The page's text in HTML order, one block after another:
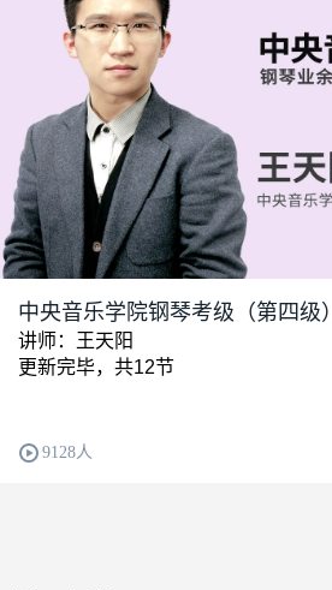
中央音乐学院钢琴考级（第四级）
讲师：王天阳
更新完毕，共12节
9128人